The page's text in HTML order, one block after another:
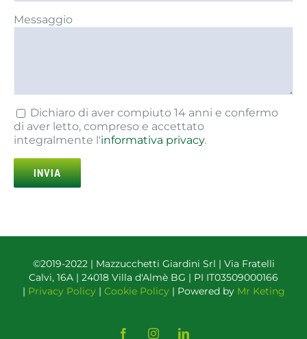
Messaggio
Dichiaro di aver compiuto 14 anni e confermo
di aver letto, compreso e accettato
integralmente l'informativa privacy.
©2019-2022 | Mazzucchetti Giardini Srl | Via Fratelli
Calvi, 16A | 24018 Villa d'Almè BG | PI IT03509000166
| Privacy Policy| Cookie Policy| Powered by Mr Keting